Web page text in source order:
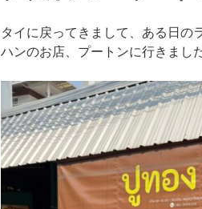
タイに戻ってきまして、ある日の
ハンのお店、プートンに行きまし